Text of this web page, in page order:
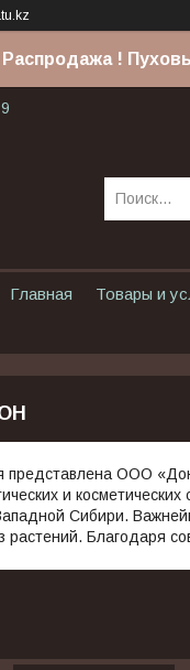
!
Главная Товары и
представлена ООО
и
Сибири.
растений. Благодаря